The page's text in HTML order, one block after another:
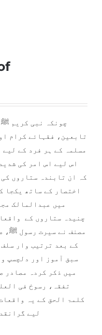
چونکہ نبی کریم ﷺ
تابعین، فقہائے کرام
مسلمہ کے ہر فرد کے
اس لیے اس امر کی
کہ ان تابندہ ستاروں
اختصار کے ساتھ یکجا
میں عبدالمالک
چنیدہ ستا روں کے
مصنف نے سیرت رسول ﷺ،
کے بعد ترتیب وار
سبق آموز اور دلچسپ
میں ذکر کردہ مصادر
تفقہ، رسوخ فی
کلمۃ الحق کے یہ
لیے